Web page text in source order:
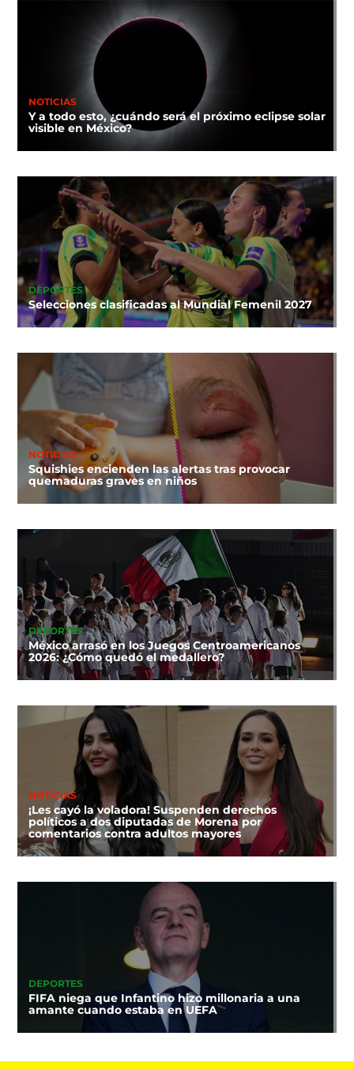
NOTICIAS
Y a todo esto, ¿cuándo será el próximo eclipse solar
visible en México?
DEPORTES
Selecciones clasificadas al Mundial Femenil 2027
NOTICIAS
Squishies encienden las alertas tras provocar
quemaduras graves en niños
DEPORTES
México arrasó en los Juegos Centroamericanos
2026: ¿Cómo quedó el medallero?
NOTICIAS
¡Les cayó la voladora! Suspenden derechos
políticos a dos diputadas de Morena por
comentarios contra adultos mayores
DEPORTES
FIFA niega que Infantino hizo millonaria a una
amante cuando estaba en UEFA